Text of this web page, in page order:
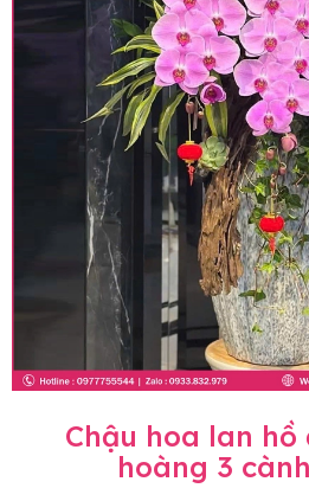
Chậu hoa lan
hoàng 3